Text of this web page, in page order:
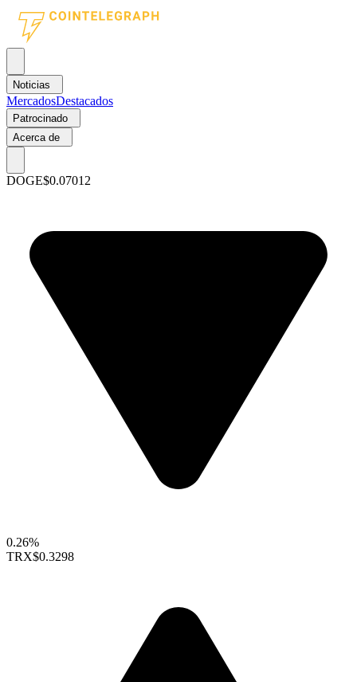
Noticias
MercadosDestacados
Patrocinado
Acerca de
DOGE$0.07012
0.26%
TRX$0.3298